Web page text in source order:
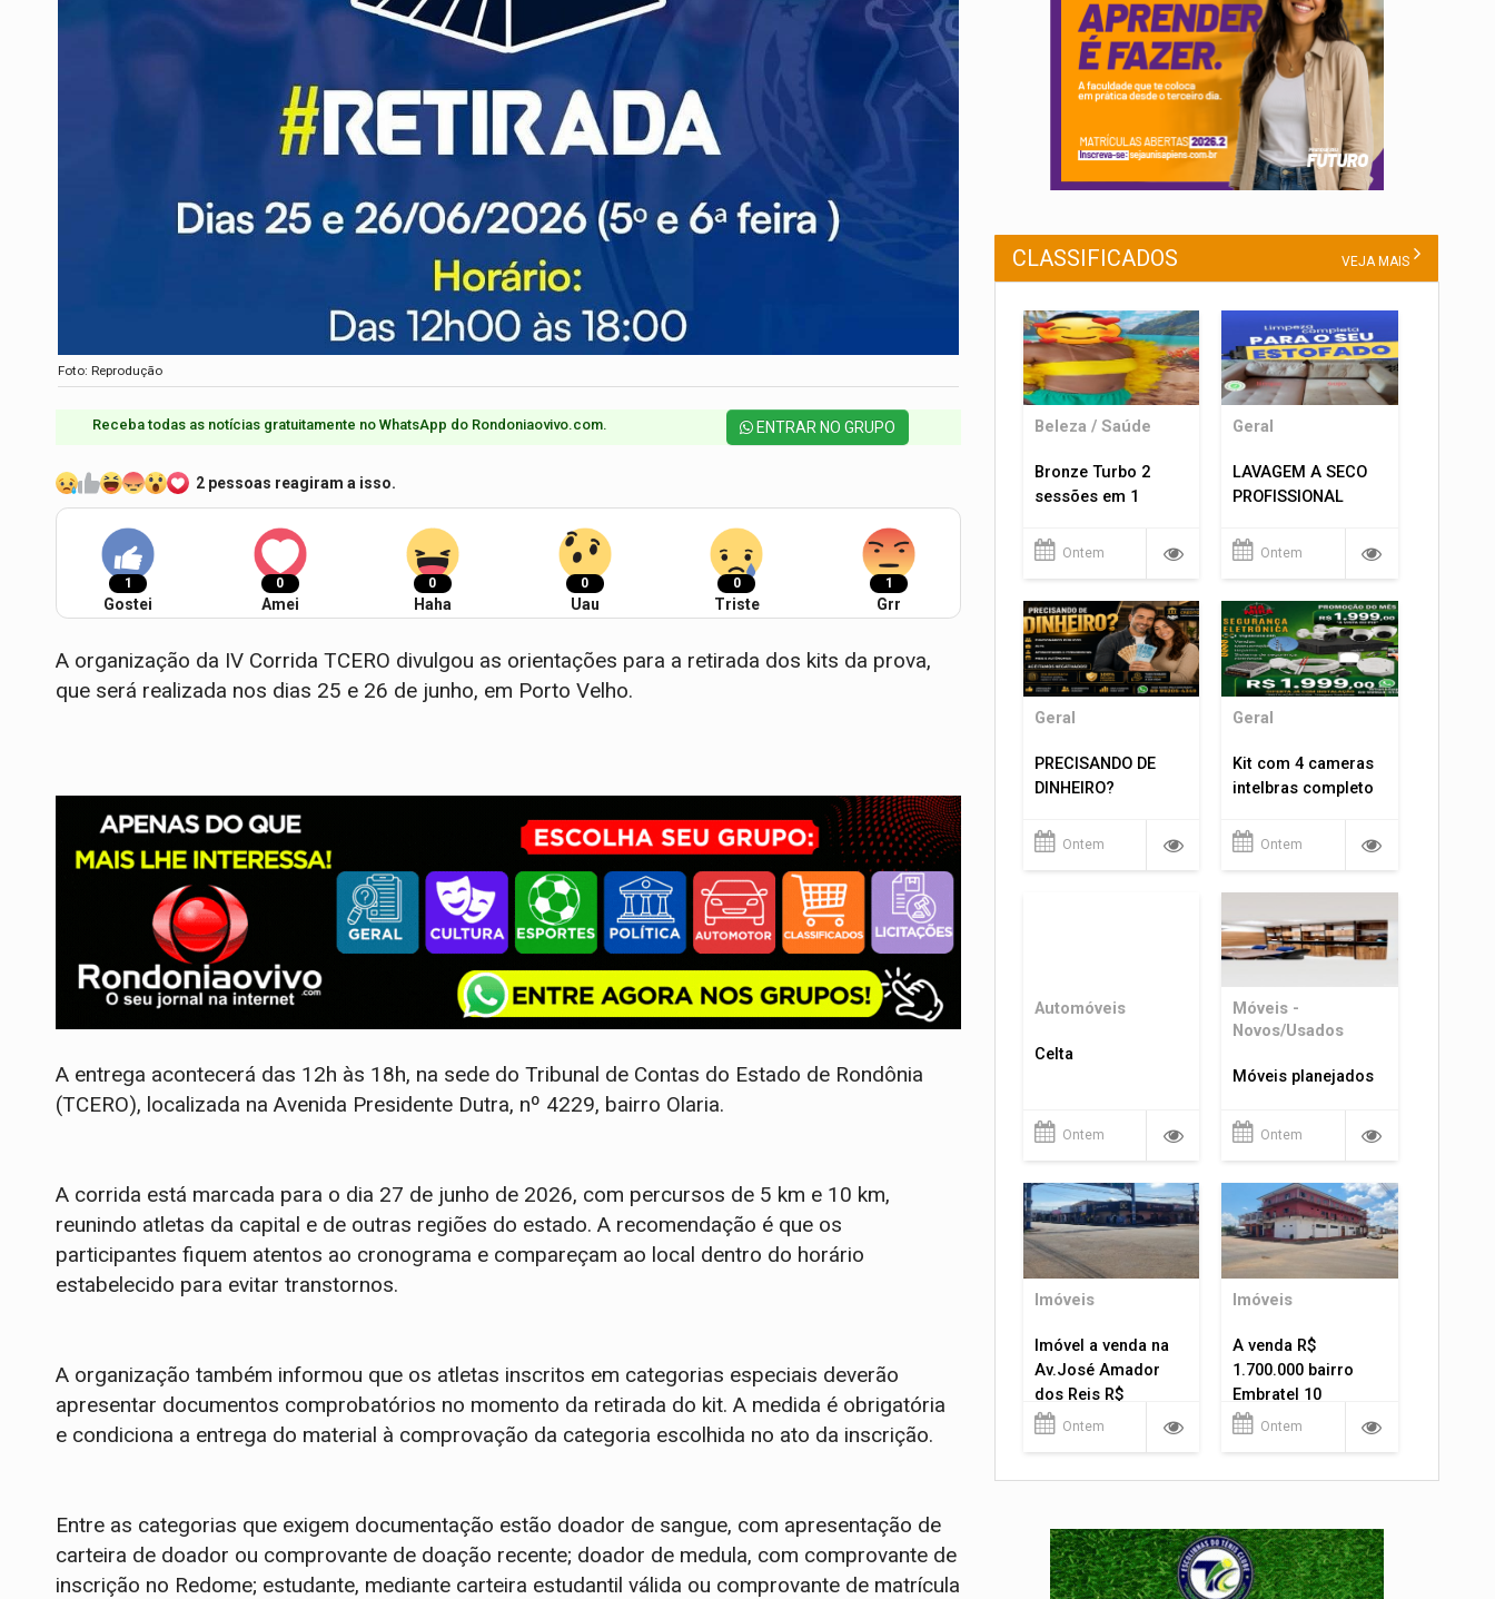
Foto: Reprodução
Receba todas as notícias gratuitamente no WhatsApp do Rondoniaovivo.com.​ ENTRAR NO GRUPO
2 pessoas reagiram a isso.
1
Gostei
0
Amei
0
Haha
0
Uau
0
Triste
1
Grr
A organização da IV Corrida TCERO divulgou as orientações para a retirada dos kits da prova,
que será realizada nos dias 25 e 26 de junho, em Porto Velho.
A entrega acontecerá das 12h às 18h, na sede do Tribunal de Contas do Estado de Rondônia
(TCERO), localizada na Avenida Presidente Dutra, nº 4229, bairro Olaria.
A corrida está marcada para o dia 27 de junho de 2026, com percursos de 5 km e 10 km,
reunindo atletas da capital e de outras regiões do estado. A recomendação é que os
participantes fiquem atentos ao cronograma e compareçam ao local dentro do horário
estabelecido para evitar transtornos.
A organização também informou que os atletas inscritos em categorias especiais deverão
apresentar documentos comprobatórios no momento da retirada do kit. A medida é obrigatória
e condiciona a entrega do material à comprovação da categoria escolhida no ato da inscrição.
Entre as categorias que exigem documentação estão doador de sangue, com apresentação de
carteira de doador ou comprovante de doação recente; doador de medula, com comprovante de
inscrição no Redome; estudante, mediante carteira estudantil válida ou comprovante de matrícula
CLASSIFICADOS VEJA MAIS
Beleza / Saúde
Bronze Turbo 2
sessões em 1
Ontem
Geral
LAVAGEM A SECO
PROFISSIONAL
Ontem
Geral
PRECISANDO DE
DINHEIRO?
Ontem
Geral
Kit com 4 cameras
intelbras completo
Ontem
Automóveis
Celta
Ontem
Móveis -
Novos/Usados
Móveis planejados
Ontem
Imóveis
Imóvel a venda na
Av.José Amador
dos Reis R$
1.400.000
Ontem
Imóveis
A venda R$
1.700.000 bairro
Embratel 10
apartamentos!
Ontem